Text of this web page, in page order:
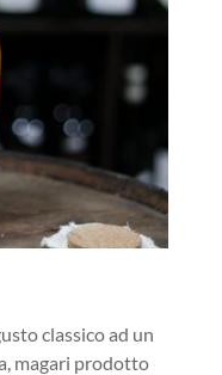
classico ad un
magari prodotto